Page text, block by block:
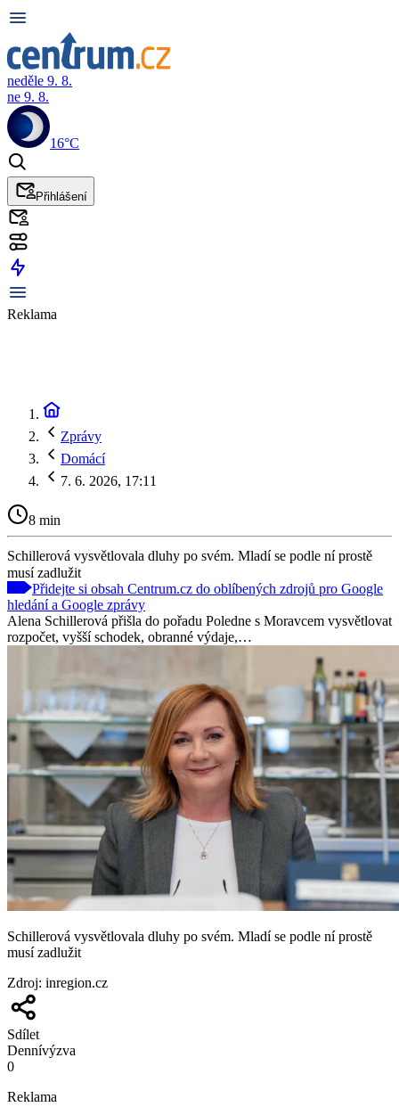
neděle 9. 8.
ne 9. 8.
16°C
Přihlášení
Reklama
Zprávy
Domácí
7. 6. 2026, 17:11
8 min
Schillerová vysvětlovala dluhy po svém. Mladí se podle ní prostě
musí zadlužit
Přidejte si obsah Centrum.cz do oblíbených zdrojů pro Google
hledání a Google zprávy
Alena Schillerová přišla do pořadu Poledne s Moravcem vysvětlovat
rozpočet, vyšší schodek, obranné výdaje,…
Schillerová vysvětlovala dluhy po svém. Mladí se podle ní prostě
musí zadlužit
Zdroj: inregion.cz
Sdílet
Dennívýzva
0
Reklama